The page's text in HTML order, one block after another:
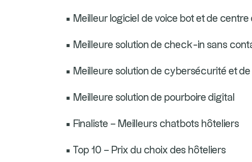
• Meilleur logiciel de voice bot et de centre
• Meilleure solution de check-in sans
• Meilleure solution de cybersécurité et
• Meilleure solution de pourboire digital
• Finaliste – Meilleurs chatbots hôteliers
• Top 10 – Prix du choix des hôteliers